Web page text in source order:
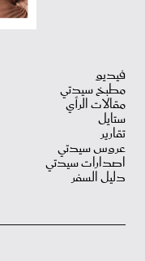
فيديو
مطبخ سيدتي
مقالات الرأي
ستايل
تقارير
عروس سيدتي
اصدارات سيدتي
دليل السفر